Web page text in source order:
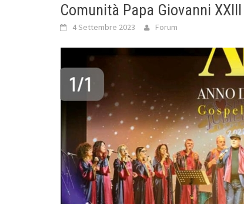
Comunità Papa Giovanni XXIII
4 Settembre 2023 Forum